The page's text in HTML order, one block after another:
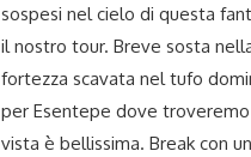
sospesi nel cielo di questa
il nostro tour. Breve sosta
fortezza scavata nel tufo
per Esentepe dove
vista è bellissima. Break con